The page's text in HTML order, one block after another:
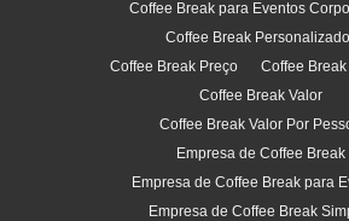
Coffee Break para Eventos
Coffee Break
Coffee Break Preço
Coffee Break
Coffee Break Valor
Coffee Break Valor Por
Empresa de Coffee Break
Empresa de Coffee Break para
Empresa de Coffee Break